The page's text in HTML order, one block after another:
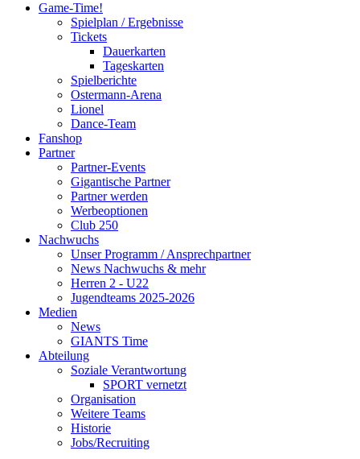
Game-Time!
Spielplan / Ergebnisse
Tickets
Dauerkarten
Tageskarten
Spielberichte
Ostermann-Arena
Lionel
Dance-Team
Fanshop
Partner
Partner-Events
Gigantische Partner
Partner werden
Werbeoptionen
Club 250
Nachwuchs
Unser Programm / Ansprechpartner
News Nachwuchs & mehr
Herren 2 - U22
Jugendteams 2025-2026
Medien
News
GIANTS Time
Abteilung
Soziale Verantwortung
SPORT vernetzt
Organisation
Weitere Teams
Historie
Jobs/Recruiting